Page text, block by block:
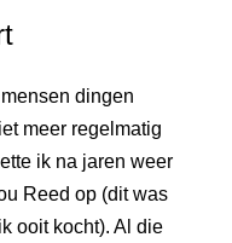
dingen
meer regelmatig
ik na jaren weer
Reed op (dit was
ooit kocht). Al die